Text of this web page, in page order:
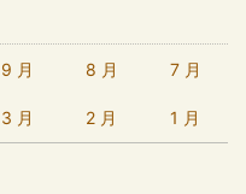
9 月 8 月 7 月
3 月 2 月 1 月